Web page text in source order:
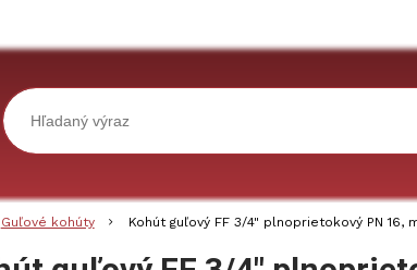
Guľové kohúty Kohút guľový FF 3/4" plnoprietokový PN 16,